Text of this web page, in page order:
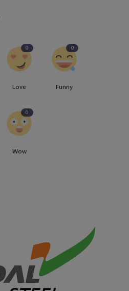
0
Love
0
Funny
0
Wow